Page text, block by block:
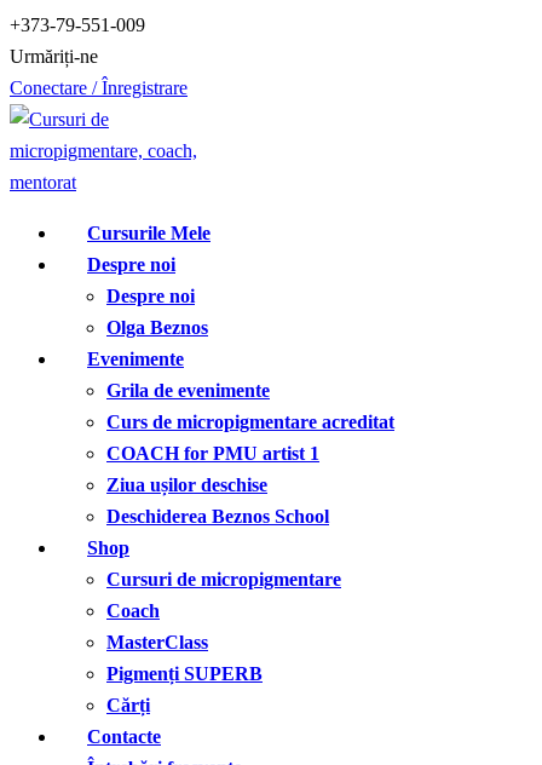
Treci
la
conținut
+373-79-551-009
Urmăriți-ne
Conectare / Înregistrare
Cursurile Mele
Despre noi
Despre noi
Olga Beznos
Evenimente
Grila de evenimente
Curs de micropigmentare acreditat
COACH for PMU artist 1
Ziua ușilor deschise
Deschiderea Beznos School
Shop
Cursuri de micropigmentare
Coach
MasterClass
Pigmenți SUPERB
Cărți
Contacte